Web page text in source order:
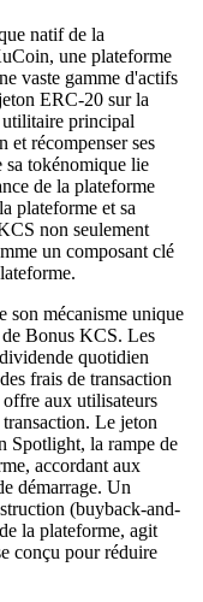
natif de la
une plateforme
vaste gamme d'actifs
ERC-20 sur la
principal
et récompenser ses
sa tokénomique lie
de la plateforme
plateforme et sa
non seulement
un composant clé
mécanisme unique
de Bonus KCS. Les
quotidien
frais de transaction
aux utilisateurs
Le jeton
Spotlight, la rampe de
accordant aux
démarrage. Un
(buyback-and-
la plateforme, agit
conçu pour réduire